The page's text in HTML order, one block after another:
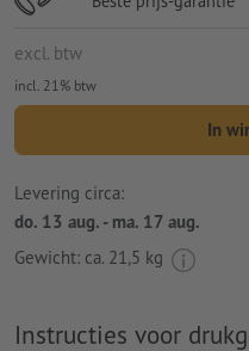
excl. btw
incl. 21% btw
In
Levering circa:
do. 13 aug. - ma. 17 aug.
Gewicht: ca. 21,5 kg
Instructies voor